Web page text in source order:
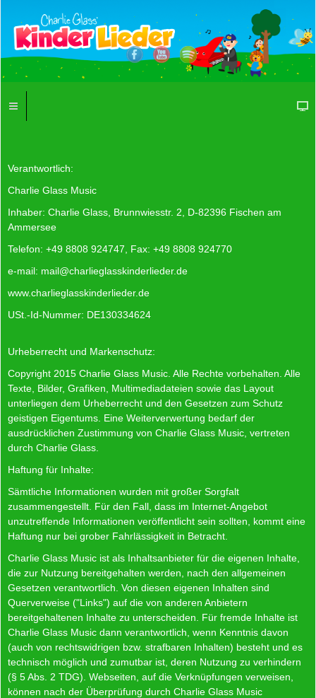
Verantwortlich:
Charlie Glass Music
Inhaber: Charlie Glass, Brunnwiesstr. 2, D-82396 Fischen am
Ammersee
Telefon: +49 8808 924747, Fax: +49 8808 924770
e-mail: mail@charlieglasskinderlieder.de
www.charlieglasskinderlieder.de
USt.-Id-Nummer: DE130334624
Urheberrecht und Markenschutz:
Copyright 2015 Charlie Glass Music. Alle Rechte vorbehalten. Alle
Texte, Bilder, Grafiken, Multimediadateien sowie das Layout
unterliegen dem Urheberrecht und den Gesetzen zum Schutz
geistigen Eigentums. Eine Weiterverwertung bedarf der
ausdrücklichen Zustimmung von Charlie Glass Music, vertreten
durch Charlie Glass.
Haftung für Inhalte:
Sämtliche Informationen wurden mit großer Sorgfalt
zusammengestellt. Für den Fall, dass im Internet-Angebot
unzutreffende Informationen veröffentlicht sein sollten, kommt eine
Haftung nur bei grober Fahrlässigkeit in Betracht.
Charlie Glass Music ist als Inhaltsanbieter für die eigenen Inhalte,
die zur Nutzung bereitgehalten werden, nach den allgemeinen
Gesetzen verantwortlich. Von diesen eigenen Inhalten sind
Querverweise ("Links") auf die von anderen Anbietern
bereitgehaltenen Inhalte zu unterscheiden. Für fremde Inhalte ist
Charlie Glass Music dann verantwortlich, wenn Kenntnis davon
(auch von rechtswidrigen bzw. strafbaren Inhalten) besteht und es
technisch möglich und zumutbar ist, deren Nutzung zu verhindern
(§ 5 Abs. 2 TDG). Webseiten, auf die Verknüpfungen verweisen,
können nach der Überprüfung durch Charlie Glass Music